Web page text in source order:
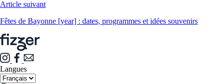
Article suivant
Fêtes de Bayonne [year] : dates, programmes et idées souvenirs
Langues